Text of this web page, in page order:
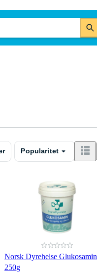
Popularitet
Norsk Dyrehelse Glukosamin
250g